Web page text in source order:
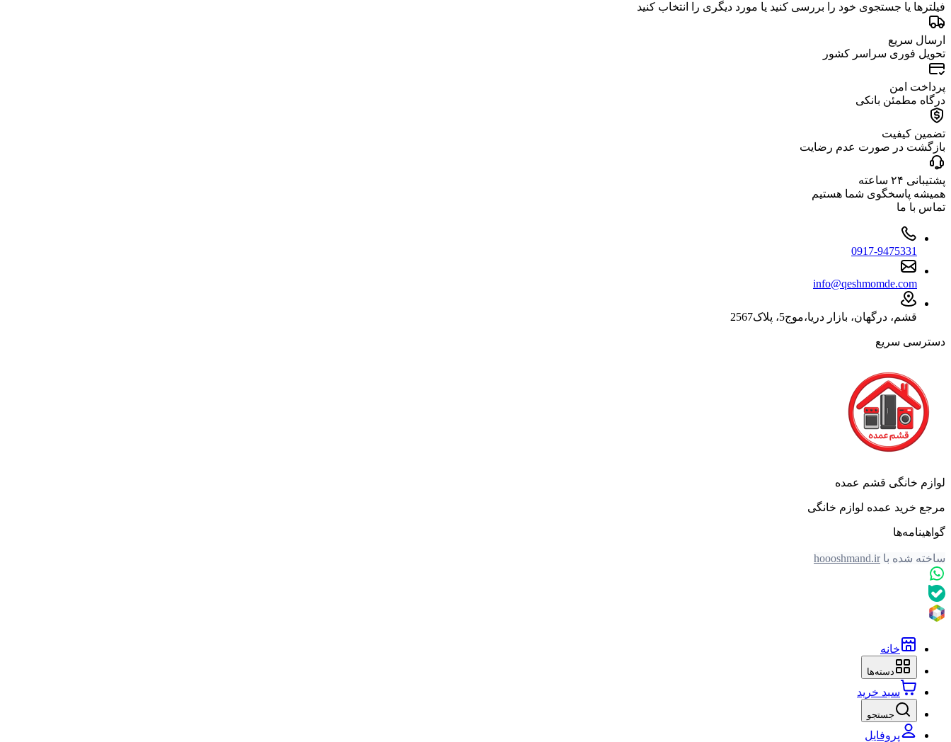
فیلترها یا جستجوی خود را بررسی کنید یا مورد دیگری را انتخاب کنید
ارسال سریع
تحویل فوری سراسر کشور
پرداخت امن
درگاه مطمئن بانکی
تضمین کیفیت
بازگشت در صورت عدم رضایت
پشتیبانی ۲۴ ساعته
همیشه پاسخگوی شما هستیم
تماس با ما
0917-9475331
info@qeshmomde.com
قشم، درگهان، بازار دریا،موج5، پلاک2567
دسترسی سریع
لوازم خانگی قشم عمده
مرجع خرید عمده لوازم خانگی
گواهینامه‌ها
ساخته شده با hoooshmand.ir
خانه
دسته‌ها
سبد خرید
جستجو
پروفایل